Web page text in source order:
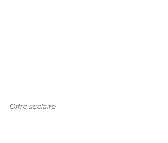
Offre scolaire